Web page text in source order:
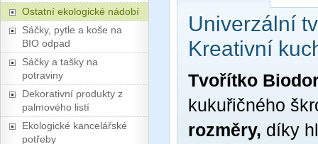
Ostatní ekologické nádobí
Sáčky, pytle a koše na
BIO odpad
Sáčky a tašky na
potraviny
Dekorativní produkty z
palmového listí
Ekologické kancelářské
potřeby
Univerzální
Kreativní
Tvořítko
kukuřičného
rozměry, díky